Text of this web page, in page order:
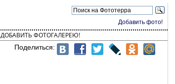
Добавить фото!
ДОБАВИТЬ ФОТОГАЛЕРЕЮ!
Поделиться: